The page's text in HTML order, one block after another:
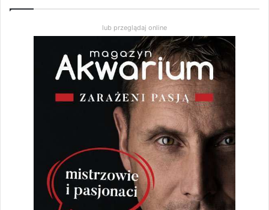
Morskie akwarium biotopowe – strefa przybrzeżna
Bałtyku
2,16zł
Dodaj do koszyka
akwarium morskie akwarystyka morska
lub przeglądaj online